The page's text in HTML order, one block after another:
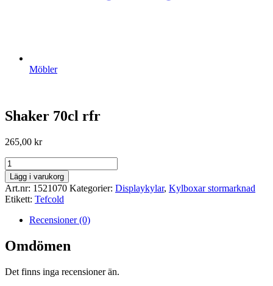
Möbler
Shaker 70cl rfr
265,00 kr
Shaker
70cl
rfr
mängd
Lägg i varukorg
Art.nr: 1521070 Kategorier: Displaykylar, Kylboxar stormarknad
Etikett: Tefcold
Recensioner (0)
Omdömen
Det finns inga recensioner än.